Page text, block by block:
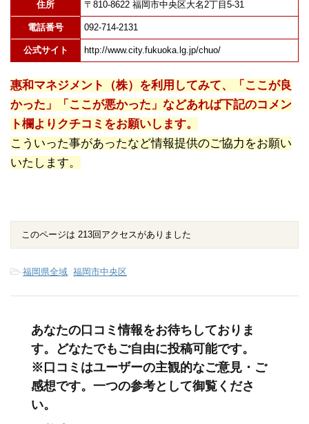
住所 〒810-8622 福岡市中央区大名2丁目5-31
電話番号 092-714-2131
公式サイト http://www.city.fukuoka.lg.jp/chuo/
惠和マネジメント（株）を利用してみて、「ここが良
かった」「ここが悪かった」などあれば下記のコメン
ト欄よりクチコミをお願いします。
こういった事があったなど情報提供のご協力をお願い
いたします。
このページは 213回アクセスがありました
-福岡県全域, 福岡市中央区
あなたの口コミ情報をお待ちしておりま
す。どなたでもご自由に投稿可能です。
※口コミはユーザーの主観的なご意見・ご
感想です。一つの参考として御覧くださ
い。